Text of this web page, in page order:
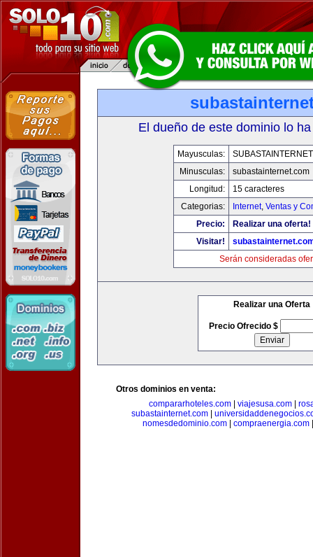
El dueño de este dominio lo
Mayusculas:
Minusculas:
subastainternet.com
Longitud:
15 caracteres
Categorias:
Internet, Ventas y
Precio:
Realizar una oferta!
Visitar!
Serán consideradas
Realizar una Oferta
Precio Ofrecido $
Otros dominios en venta:
compararhoteles.com| viajesusa.com|
subastainternet.com|
nomesdedominio.com| compraenergia.com